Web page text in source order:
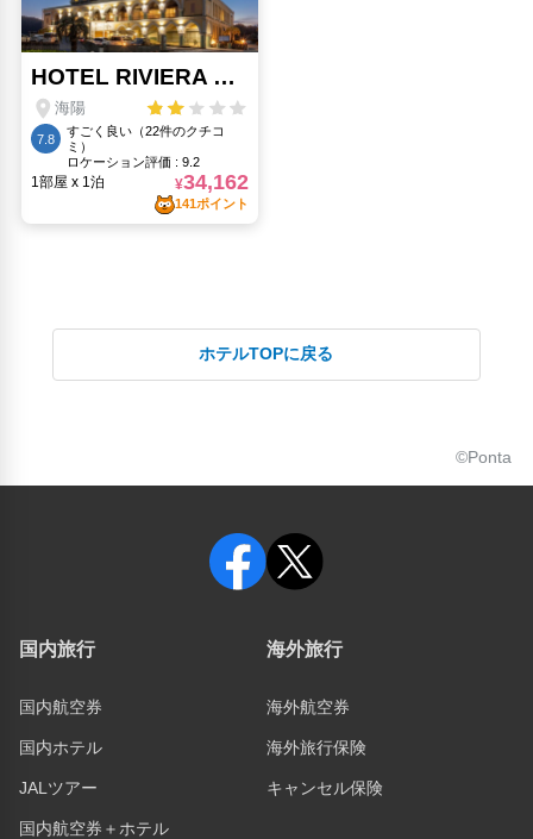
ホテルTOPに戻る
©Ponta
国内旅行
国内航空券
国内ホテル
JALツアー
国内航空券＋ホテル
海外旅行
海外航空券
海外旅行保険
キャンセル保険